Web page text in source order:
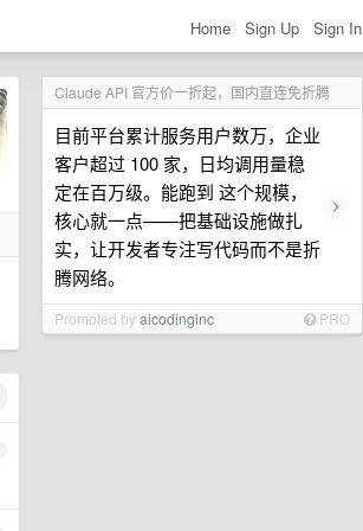
Home Sign Up Sign In
Claude API 官方价一折起，国内直连免折腾
目前平台累计服务用户数万，企业
客户超过 100 家，日均调用量稳
定在百万级。能跑到 这个规模，
核心就一点——把基础设施做扎
实，让开发者专注写代码而不是折
腾网络。
›
Promoted byaicodinginc PRO